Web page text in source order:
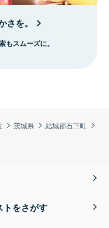
茨城県
結城郡石下町
を。
もスムーズに。
トをさがす